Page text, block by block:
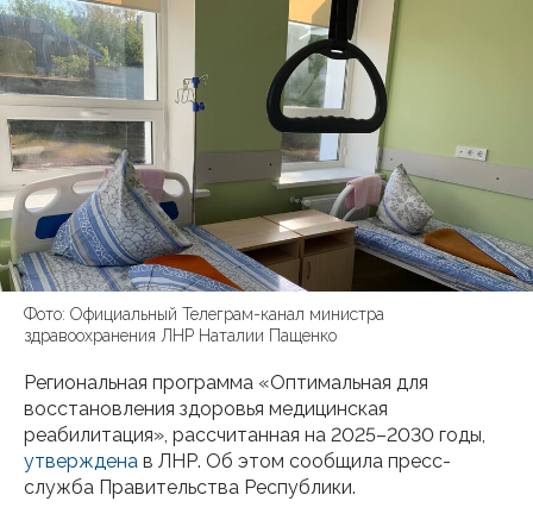
Фото: Официальный Телеграм-канал министра
здравоохранения ЛНР Наталии Пащенко
Региональная программа «Оптимальная для
восстановления здоровья медицинская
реабилитация», рассчитанная на 2025–2030 годы,
утверждена в ЛНР. Об этом сообщила пресс-
служба Правительства Республики.